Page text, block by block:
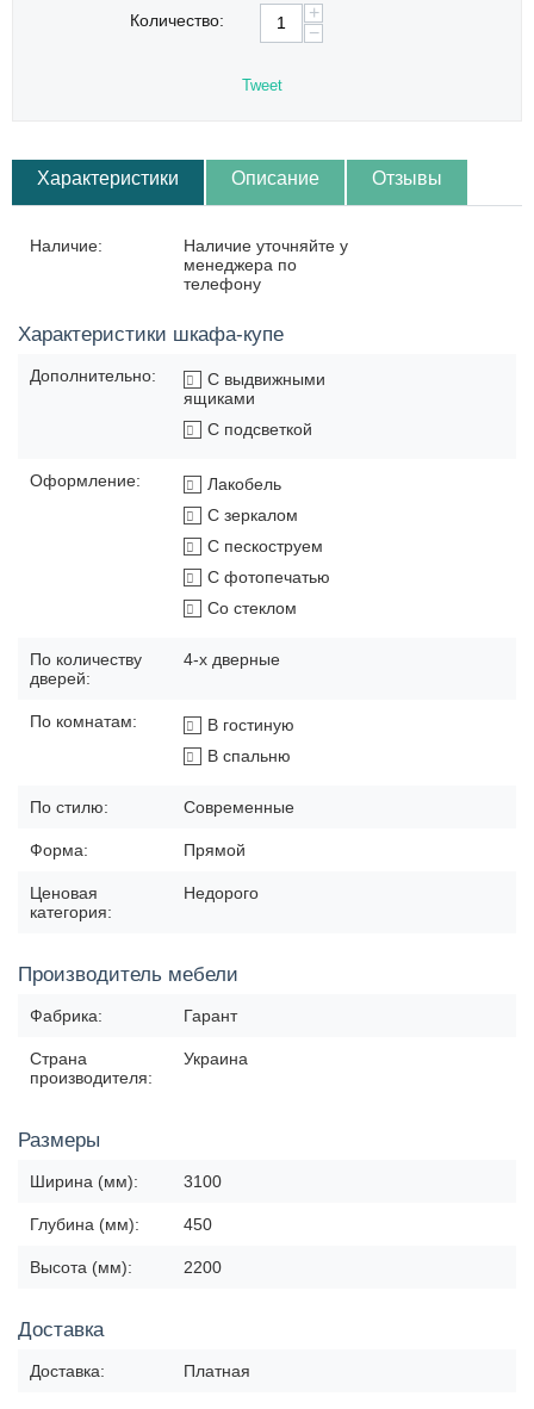
Количество:
+
−
Tweet
Характеристики Описание Отзывы
Наличие:
Наличие уточняйте у
менеджера по
телефону
Характеристики шкафа-купе
Дополнительно:
С выдвижными
ящиками
С подсветкой
Оформление:
Лакобель
С зеркалом
С пескоструем
С фотопечатью
Со стеклом
По количеству
дверей:
4-х дверные
По комнатам:
В гостиную
В спальню
По стилю: Современные
Форма: Прямой
Ценовая
категория:
Недорого
Производитель мебели
Фабрика: Гарант
Страна
производителя:
Украина
Размеры
Ширина (мм): 3100
Глубина (мм): 450
Высота (мм): 2200
Доставка
Доставка: Платная